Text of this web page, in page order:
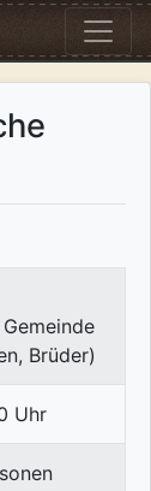
Brüder)
Uhr